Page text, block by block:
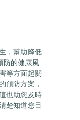
，幫助降低
防的健康風
等方面起關
預防方案，
也助您及時
楚知道您目